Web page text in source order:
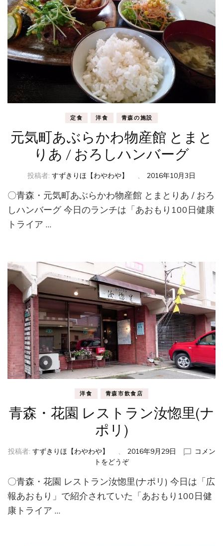
定食 洋食 青森の施設
元気町あぶらかわ物産館 とまと
りあ / おろしハンバーグ
投稿者: すずきりほ【わやわや】 、 2016年10月3日
〇青森・元気町あぶらかわ物産館 とまとりあ / おろ
しハンバーグ 今日のランチは「あおもり100日健康
トライア …
洋食 青森市飲食店
青森・花園 レストラン汝惚里(ナ
ポリ)
投稿者: すずきりほ【わやわや】 、 2016年9月29日
コメン
トをどうぞ(青
花
園
レ
〇青森・花園 レストラン汝惚里(ナポリ) 今日は「広
報あおもり」で紹介されていた「あおもり100日健
康トライア …